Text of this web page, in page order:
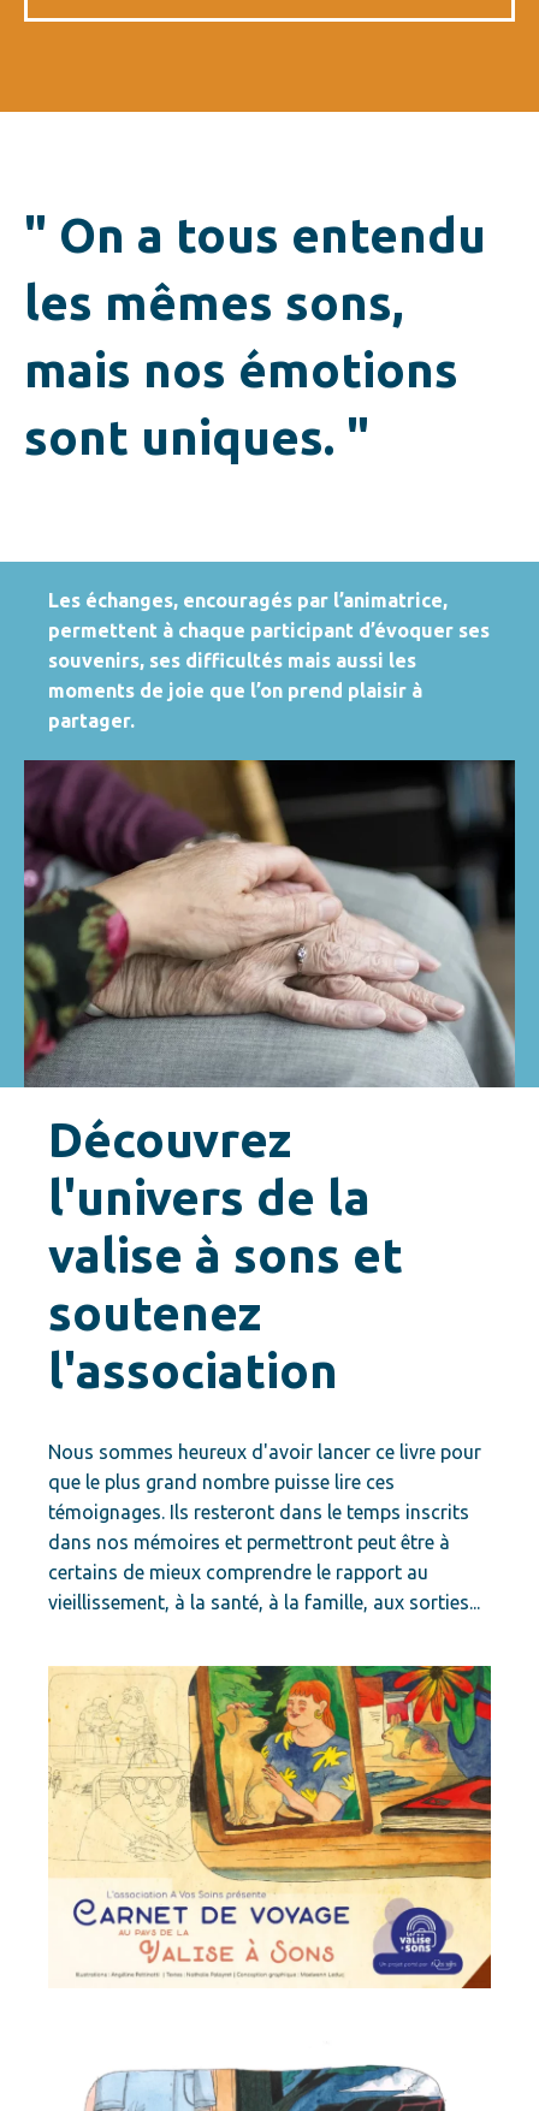
" On a tous entendu
les mêmes sons,
mais nos émotions
sont uniques. "
Les échanges, encouragés par l’animatrice,
permettent à chaque participant d’évoquer ses
souvenirs, ses difficultés mais aussi les
moments de joie que l’on prend plaisir à
partager.
Découvrez
l'univers de la
valise à sons et
soutenez
l'association
Nous sommes heureux d'avoir lancer ce livre pour
que le plus grand nombre puisse lire ces
témoignages. Ils resteront dans le temps inscrits
dans nos mémoires et permettront peut être à
certains de mieux comprendre le rapport au
vieillissement, à la santé, à la famille, aux sorties...